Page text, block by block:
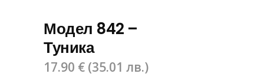
Модел 842 –
Туника
17.90 € (35.01 лв.)